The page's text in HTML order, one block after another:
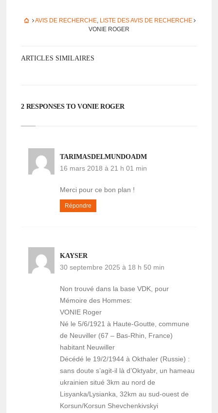
AVIS DE RECHERCHE, LISTE DES AVIS DE RECHERCHE
VONIE ROGER
ARTICLES SIMILAIRES
2 RESPONSES TO VONIE ROGER
TARIMASDELMUNDOADM
16 mars 2018 à 21 h 01 min
Merci pour ce bon plan !
Répondre
KAYSER
30 septembre 2025 à 18 h 50 min
Non trouvé dans la base VDK, pour
Mémoire des Hommes:
VONIE Roger
Né le 5/6/1921 à Haute-Goutte, commune
de Neuviller (67 – Bas-Rhin, France)
habitant Neuwiller
Décédé le 19/2/1944 à Okthaler (Russie) :
sans doute s’agit-il là d’Oktyabr, un hameau
ukrainien situé 3km au nord de
Lisyanka/Lysianka, 32km au sud-ouest de
Korsun/Korsun Shevchenkivskyi